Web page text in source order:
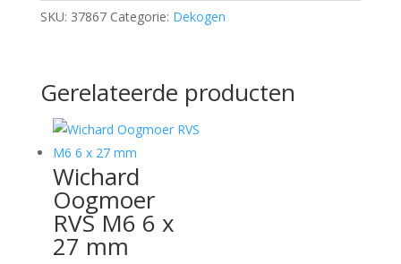
SKU: 37867 Categorie: Dekogen
Gerelateerde producten
Wichard
Oogmoer
RVS M6 6 x
27 mm